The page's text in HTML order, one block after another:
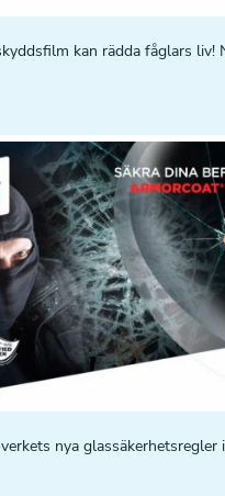
kan rädda fåglars liv!
nya glassäkerhetsregler